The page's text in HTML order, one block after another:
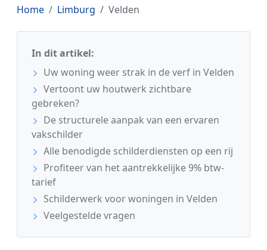
Home Limburg Velden
In dit artikel:
Uw woning weer strak in de verf in Velden
Vertoont uw houtwerk zichtbare
gebreken?
De structurele aanpak van een ervaren
vakschilder
Alle benodigde schilderdiensten op een rij
Profiteer van het aantrekkelijke 9% btw-
tarief
Schilderwerk voor woningen in Velden
Veelgestelde vragen